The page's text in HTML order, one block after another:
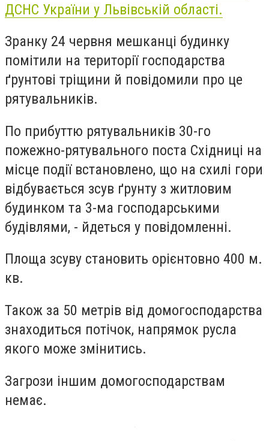
ДСНС України у Львівській області.
Зранку 24 червня мешканці будинку
помітили на території господарства
ґрунтові тріщини й повідомили про це
рятувальників.
По прибуттю рятувальників 30-го
пожежно-рятувального поста Східниці на
місце події встановлено, що на схилі гори
відбувається зсув ґрунту з житловим
будинком та 3-ма господарськими
будівлями, - йдеться у повідомленні.
Площа зсуву становить орієнтовно 400 м.
кв.
Також за 50 метрів від домогосподарства
знаходиться потічок, напрямок русла
якого може змінитись.
Загрози іншим домогосподарствам
немає.